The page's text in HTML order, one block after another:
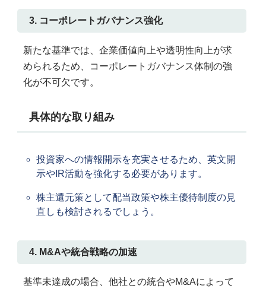
3. コーポレートガバナンス強化
新たな基準では、企業価値向上や透明性向上が求
められるため、コーポレートガバナンス体制の強
化が不可欠です。
具体的な取り組み
投資家への情報開示を充実させるため、英文開
示やIR活動を強化する必要があります。
株主還元策として配当政策や株主優待制度の見
直しも検討されるでしょう。
4. M&Aや統合戦略の加速
基準未達成の場合、他社との統合やM&Aによって